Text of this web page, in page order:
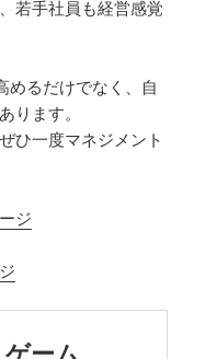
若手社員も経営感覚
めるだけでなく、自
ります。
ひ一度マネジメント
ジ